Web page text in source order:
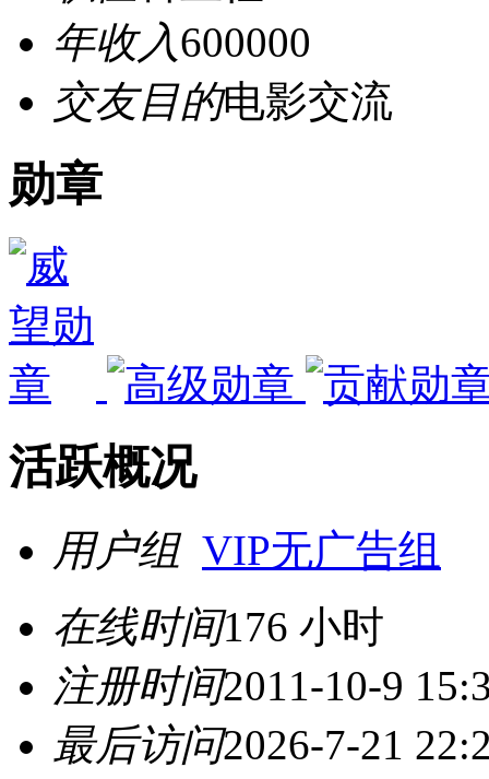
年收入600000
交友目的电影交流
勋章
活跃概况
用户组 VIP无广告组
在线时间176 小时
注册时间2011-10-9
最后访问2026-7-21